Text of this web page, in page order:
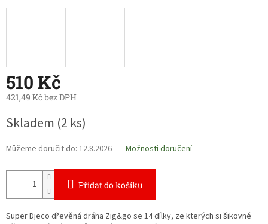
510 Kč
421,49 Kč bez DPH
cena:
Skladem (2 ks)
Můžeme doručit do: 12.8.2026 Možnosti doručení
Přidat do košíku
Super Djeco dřevěná dráha Zig&go se 14 dílky, ze kterých si šikovné